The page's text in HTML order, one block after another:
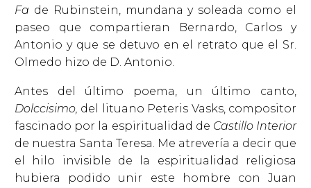
Fa de Rubinstein, mundana y soleada como el
paseo que compartieran Bernardo, Carlos y
Antonio y que se detuvo en el retrato que el Sr.
Olmedo hizo de D. Antonio.
Antes del último poema, un último canto,
Dolccisimo, del lituano Peteris Vasks, compositor
fascinado por la espiritualidad de Castillo Interior
de nuestra Santa Teresa. Me atrevería a decir que
el hilo invisible de la espiritualidad religiosa
hubiera podido unir este hombre con Juan